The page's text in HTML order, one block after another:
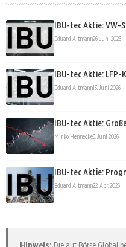
IBU-tec Aktie: VW-
Eduard Altmann26. Juni 2026
IBU-tec Aktie: LFP-
Eduard Altmann13. Juni 2026
IBU-tec Aktie:
Mirko Hennecke6. Juni 2026
IBU-tec Aktie:
Eduard Altmann22. Apr. 2026